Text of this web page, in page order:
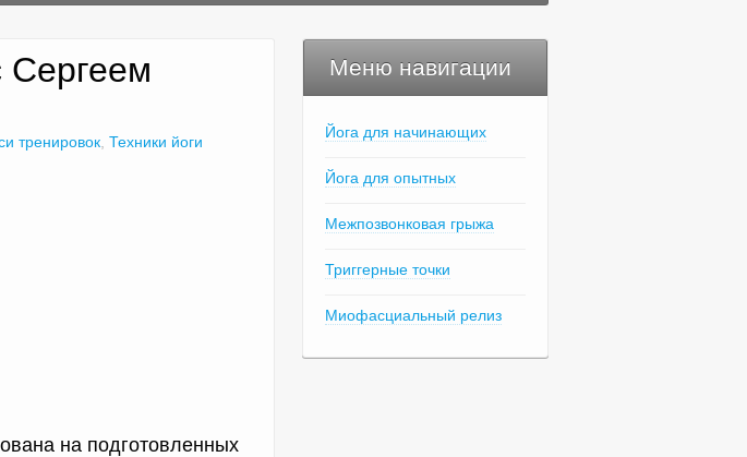
Сергеем
тренировок Техники йоги
на подготовленных
Меню навигации
Йога для начинающих
Йога для опытных
Межпозвонковая грыжа
Триггерные точки
Миофасциальный релиз